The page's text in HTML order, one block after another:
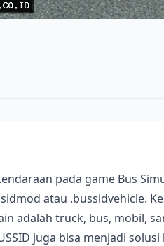
pada game Bus
atau .bussidvehicle.
adalah truck, bus, mobil,
juga bisa menjadi